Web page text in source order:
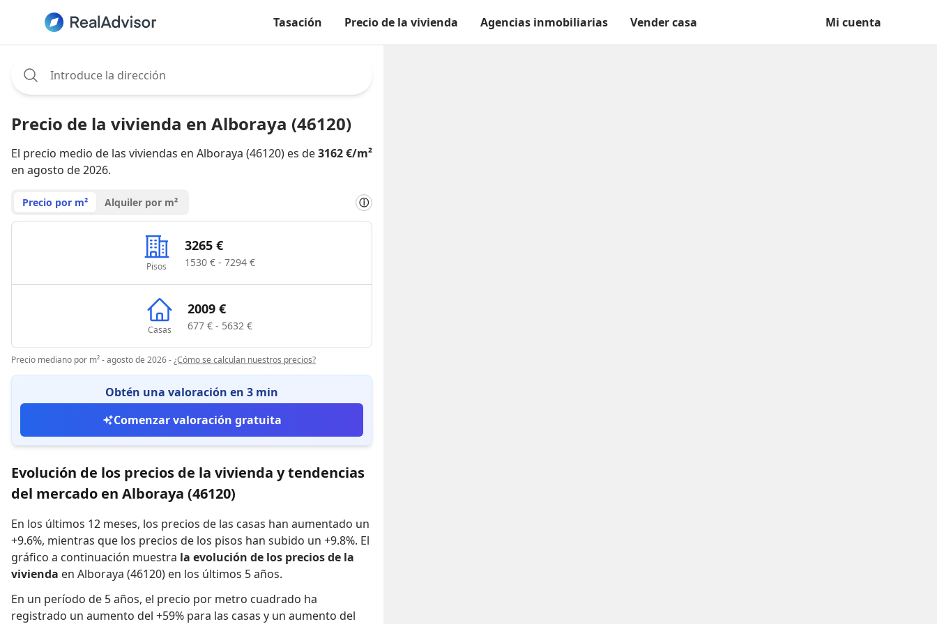
Tasación Precio de la vivienda Agencias inmobiliarias Vender casa Mi cuenta
Precio de la vivienda en Alboraya (46120)
El precio medio de las viviendas en Alboraya (46120) es de3162 €/m²
en agosto de 2026.
Precio por m² Alquiler por m² ⓘ
Pisos
3265 €
1530 € - 7294 €
Casas
2009 €
677 € - 5632 €
Precio mediano por m² - agosto de 2026-¿Cómo se calculan nuestros precios?
Obtén una valoración en 3 min
Comenzar valoración gratuita
Evolución de los precios de la vivienda y tendencias
del mercado en Alboraya (46120)
En los últimos 12 meses, los precios de las casas han aumentado un
+9.6%, mientras que los precios de los pisos han subido un +9.8%. El
gráfico a continuación muestra la evolución de los precios de la
vivienda en Alboraya (46120) en los últimos 5 años.
En un período de 5 años, el precio por metro cuadrado ha
registrado un aumento del +59% para las casas y un aumento del